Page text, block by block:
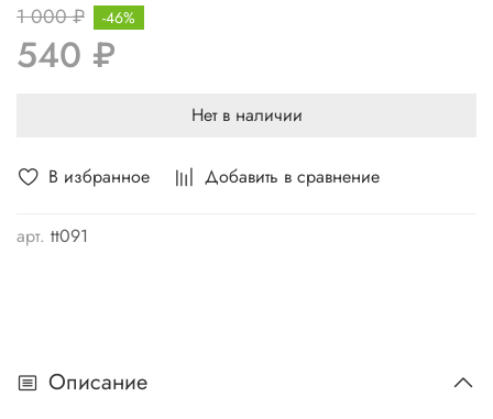
В избранное Добавить в сравнение
арт. tt091
1 000 ₽
540 ₽
-46%
Нет в наличии
Описание